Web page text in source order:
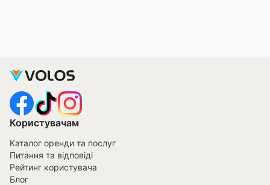
Користувачам
Каталог оренди та послуг
Питання та відповіді
Рейтинг користувача
Блог